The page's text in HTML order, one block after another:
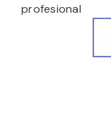
profesional